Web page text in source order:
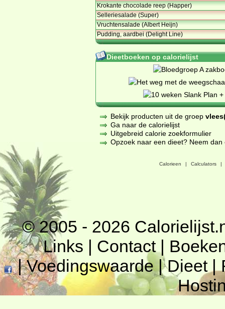
Krokante chocolade reep (Happer)
Selleriesalade (Super)
Vruchtensalade (Albert Heijn)
Pudding, aardbei (Delight Line)
Dieetboeken op calorielijst
Bekijk producten uit de groep
Ga naar de calorielijst
Uitgebreid calorie zoekformulier
Opzoek naar een dieet? Neem
Calorieen | Calculators |
© 2005 - 2026
Links | Contact|
|Voedingswaarde|Dieet|